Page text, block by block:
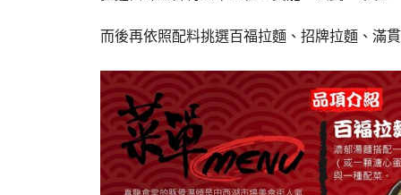
而後再依照配料挑選百福拉麵、招牌拉麵、滿